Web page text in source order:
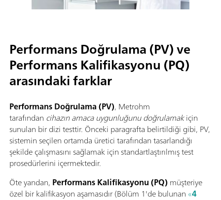
Performans Doğrulama (PV) ve
Performans Kalifikasyonu (PQ)
arasındaki farklar
Performans Doğrulama (PV), Metrohm
tarafından cihazın amaca uygunluğunu doğrulamakiçin
sunulan bir dizi testtir. Önceki paragrafta belirtildiği gibi, PV,
sistemin seçilen ortamda üretici tarafından tasarlandığı
şekilde çalışmasını sağlamak için standartlaştırılmış test
prosedürlerini içermektedir.
Öte yandan, Performans Kalifikasyonu (PQ) müşteriye
özel bir kalifikasyon aşamasıdır (Bölüm 1'de bulunan «4